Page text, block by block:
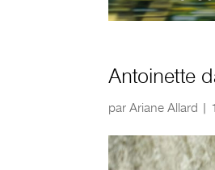
Antoinette
parAriane Allard |